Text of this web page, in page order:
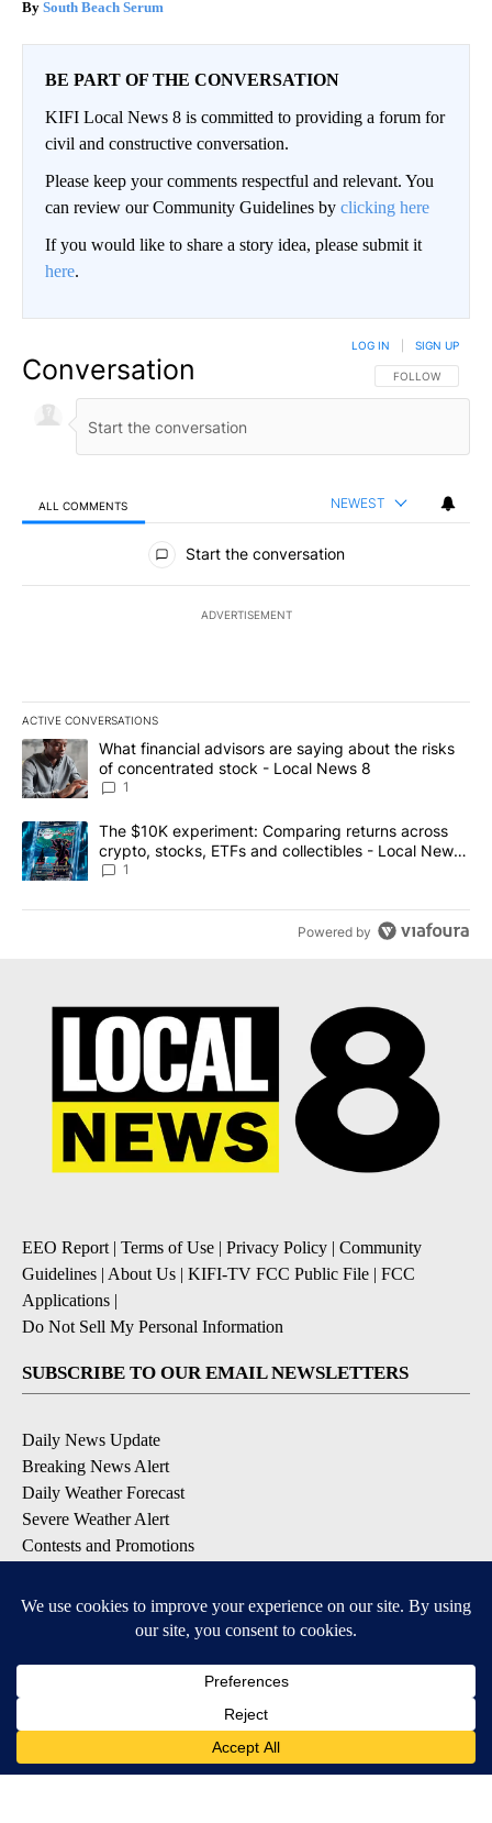
South Beach Serum
BE PART OF THE CONVERSATION
KIFI Local News 8 is committed to providing a forum for
civil and constructive conversation.
Please keep your comments respectful and relevant. You
can review our Community Guidelines by clicking here
If you would like to share a story idea, please submit it
here.
Conversation FOLLOW THIS
FOLLOW
LOG IN SIGN UP
ALL COMMENTS NEWEST
All Comments
Start the conversation
ADVERTISEMENT
ACTIVE CONVERSATIONS
The following is a list of the most commented articles in the last
A trending article titled "What financial advisors are saying
What financial advisors are saying about the risks
of concentrated stock - Local News 8
1
A trending article titled "The $10K experiment: Comparing
The $10K experiment: Comparing returns across
crypto, stocks, ETFs and collectibles - Local News
8
1
Powered by
EEO Report | Terms of Use | Privacy Policy | Community
Guidelines | About Us | KIFI-TV FCC Public File | FCC
Applications |
Do Not Sell My Personal Information
SUBSCRIBE TO OUR EMAIL NEWSLETTERS
Daily News Update
Breaking News Alert
Daily Weather Forecast
Severe Weather Alert
Contests and Promotions